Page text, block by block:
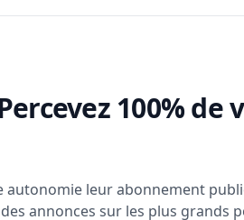
100% de
autonomie leur abonnement
annonces sur les plus grands